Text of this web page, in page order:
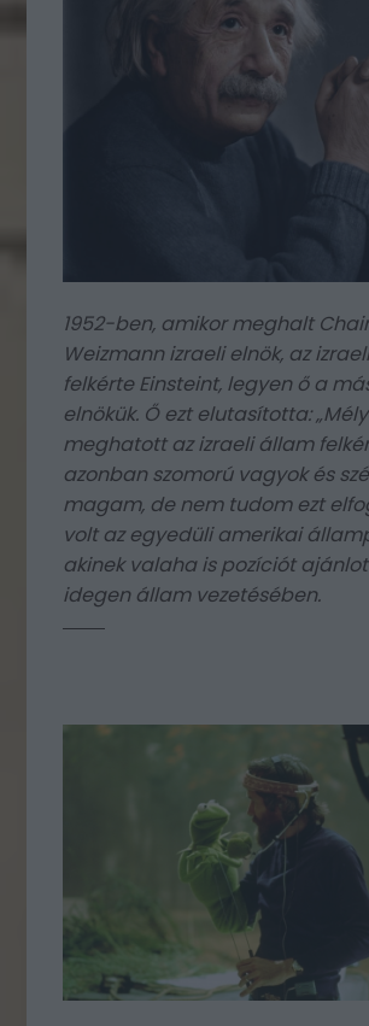
1952-ben, amikor meghalt
Weizmann izraeli elnök, az
felkérte Einsteint, legyen ő a
elnökük. Ő ezt elutasította:
meghatott az izraeli állam
azonban szomorú vagyok és
magam, de nem tudom ezt
volt az egyedüli amerikai
akinek valaha is pozíciót
idegen állam vezetésében.